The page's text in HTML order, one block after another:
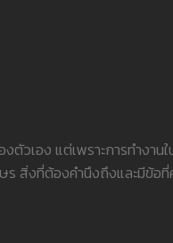
เอง แต่เพราะการทำงา
งที่ต้องคำนึงถึงและมีข้อที่